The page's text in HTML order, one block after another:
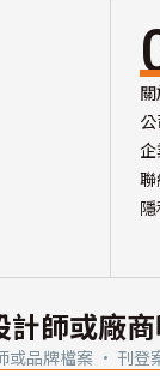
計師或廠商
或品牌檔案 · 刊登